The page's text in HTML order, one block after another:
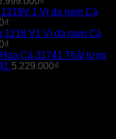
Ví da nam Cá
₫
Ví da nam Cá
₫
Thắt lưng
5.229.000₫